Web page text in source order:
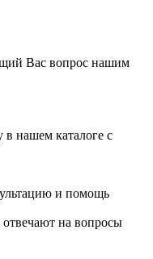
Вас вопрос нашим
нашем каталоге с
и помощь
на вопросы